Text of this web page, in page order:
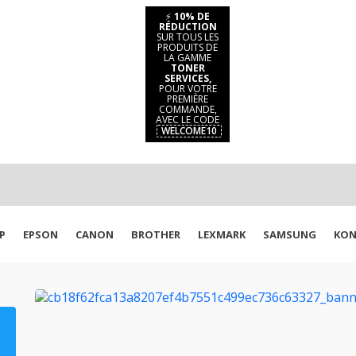
⚡ 10% DE
RÉDUCTION
SUR TOUS LES
PRODUITS DE
LA GAMME
TONER
SERVICES,
POUR VOTRE
PREMIÈRE
COMMANDE,
AVEC LE CODE
WELCOME10
EPSON CANON BROTHER LEXMARK SAMSUNG